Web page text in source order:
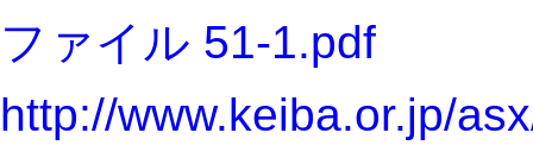
ファイル 51-1.pdf
http://www.keiba.or.jp/